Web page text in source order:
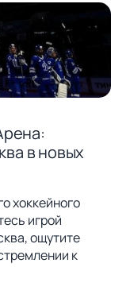
в новых
хоккейного
игрой
ощутите
к